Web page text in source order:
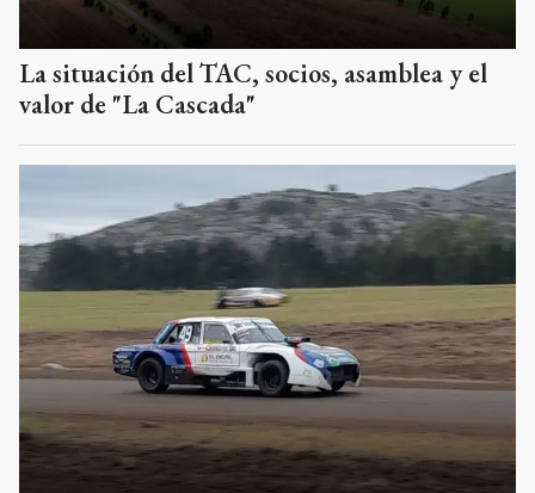
La situación del TAC, socios, asamblea y el
valor de "La Cascada"